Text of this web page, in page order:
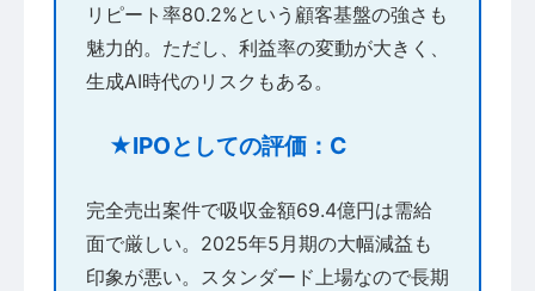
リピート率80.2%という顧客基盤の強さも
魅力的。ただし、利益率の変動が大きく、
生成AI時代のリスクもある。
★IPOとしての評価：C
完全売出案件で吸収金額69.4億円は需給
面で厳しい。2025年5月期の大幅減益も
印象が悪い。スタンダード上場なので長期